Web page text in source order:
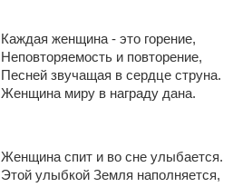
Каждая женщина - это горение,
Неповторяемость и повторение,
Песней звучащая в сердце струна.
Женщина миру в награду дана.
Женщина спит и во сне улыбается.
Этой улыбкой Земля наполняется,